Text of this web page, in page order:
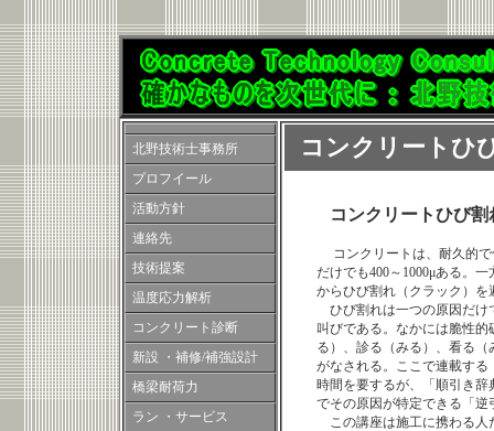
北野技術士事務所
プロフイール
活動方針
連絡先
技術提案
温度応力解析
コンクリート診断
新設 ・補修/補強設計
橋梁耐荷力
ラン ・サービス
コンクリートひ
コンクリートひび
コンクリートは、耐久的で
だけでも400～1000μある。一
からひび割れ（クラック）
ひび割れは一つの原因だ
叫びである。なかには脆性
る）、診る（みる）、看る
がなされる。ここで連載する
時間を要するが、「順引き
でその原因が特定できる「
この講座は施工に携わる